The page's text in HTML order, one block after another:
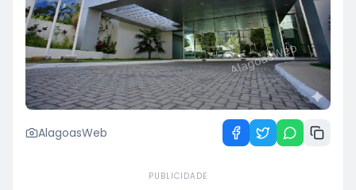
AlagoasWeb
PUBLICIDADE